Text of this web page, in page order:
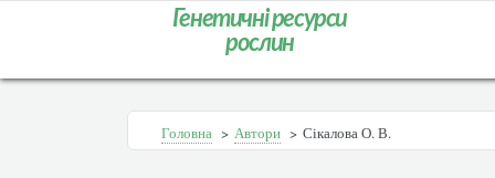
Генетичні ресурси
рослин
Головна > Автори > Сікалова О. В.